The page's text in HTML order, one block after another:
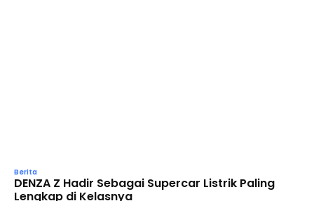
Berita
DENZA Z Hadir Sebagai Supercar Listrik Paling
Lengkap di Kelasnya